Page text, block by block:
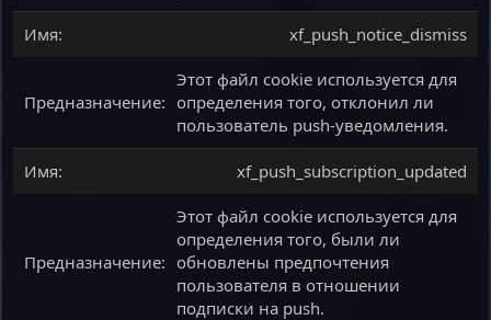
xf_push_notice_dismiss
Этот файл cookie используется для
определения того, отклонил ли
пользователь push-уведомления.
xf_push_subscription_updated
Этот файл cookie используется для
определения того, были ли
обновлены предпочтения
пользователя в отношении
подписки на push.